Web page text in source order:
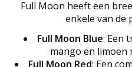
Full Moon heeft een
enkele van de
Full Moon Blue: Een
mango en limoen
Full Moon Red: Een